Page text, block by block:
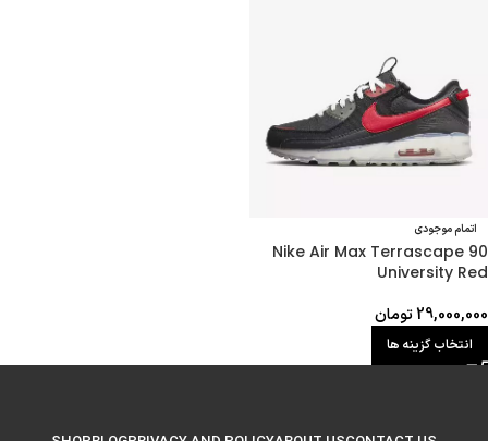
اتمام موجودی
Nike Air Max Terrascape 90
University Red
29,000,000تومان
انتخاب گزینه ها